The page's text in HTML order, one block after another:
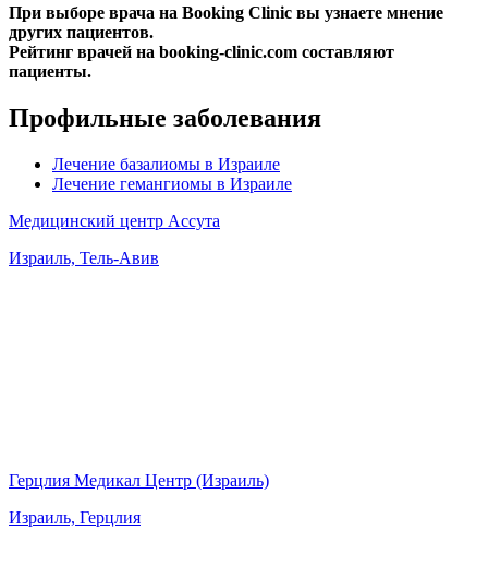
При выборе врача на Booking Clinic вы узнаете мнение
других пациентов.
Рейтинг врачей на booking-clinic.com составляют
пациенты.
Профильные заболевания
Лечение базалиомы в Израиле
Лечение гемангиомы в Израиле
Медицинский центр Ассута
Израиль, Тель-Авив
Герцлия Медикал Центр (Израиль)
Израиль, Герцлия